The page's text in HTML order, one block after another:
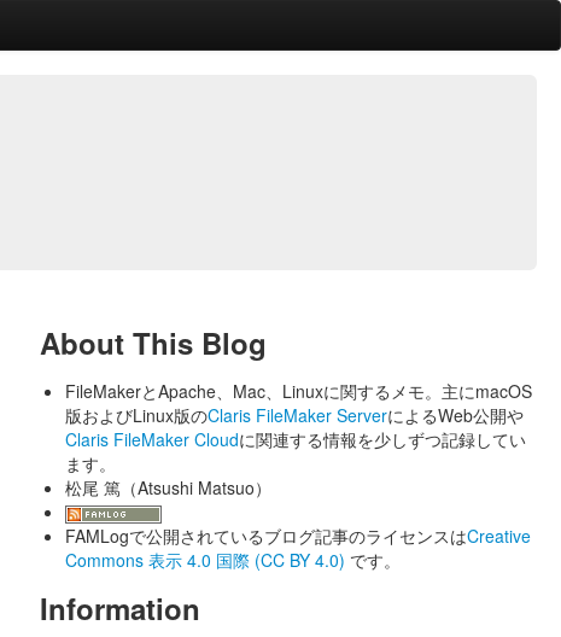
About This Blog
FileMakerとApache、Mac、Linuxに関するメモ。主にmacOS
版およびLinux版のClaris FileMaker ServerによるWeb公開や
Claris FileMaker Cloudに関連する情報を少しずつ記録してい
ます。
松尾 篤（Atsushi Matsuo）
FAMLogで公開されているブログ記事のライセンスはCreative
Commons 表示 4.0 国際 (CC BY 4.0) です。
Information